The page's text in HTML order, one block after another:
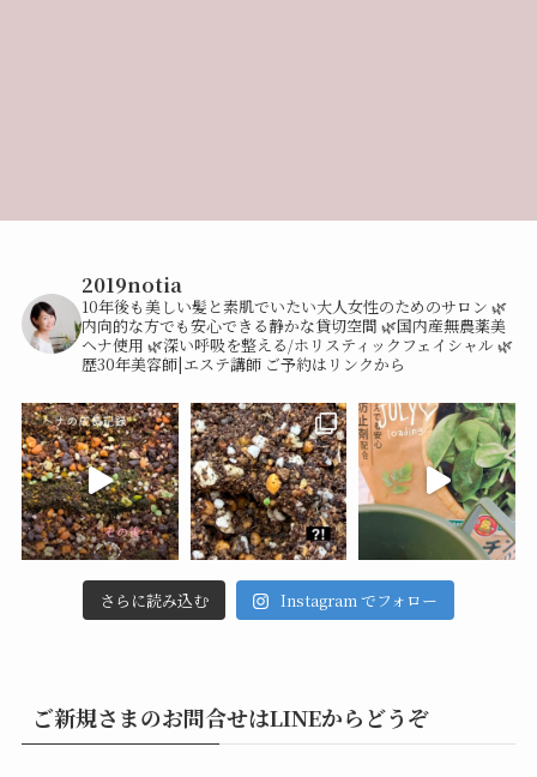
2019notia
10年後も美しい髪と素肌でいたい大人女性のためのサロン 🌿
内向的な方でも安心できる静かな貸切空間 🌿国内産無農薬美
ヘナ使用 🌿深い呼吸を整える/ホリスティックフェイシャル 🌿
歴30年美容師|エステ講師ご予約はリンクから
さらに読み込む Instagram でフォロー
ご新規さまのお問合せはLINEからどうぞ